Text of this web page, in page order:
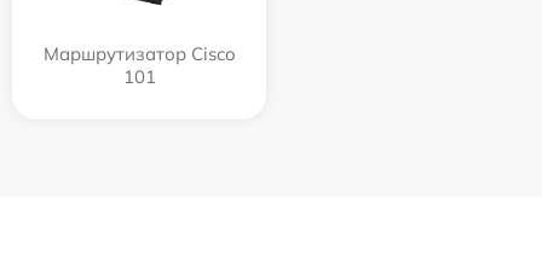
Маршрутизатор Cisco
101